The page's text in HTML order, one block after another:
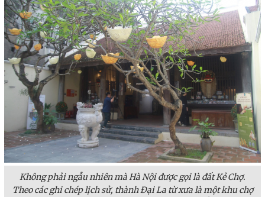
Không phải ngẫu nhiên mà Hà Nội được gọi là đất Kẻ Chợ.
Theo các ghi chép lịch sử, thành Đại La từ xưa là một khu chợ